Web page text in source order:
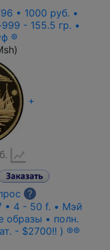
• 1000 руб. •
- 155.5 гр. •
®
)
+
?
• 4 - 50 f. • Мэй
образы • полн.
- $2700!! ) ®®